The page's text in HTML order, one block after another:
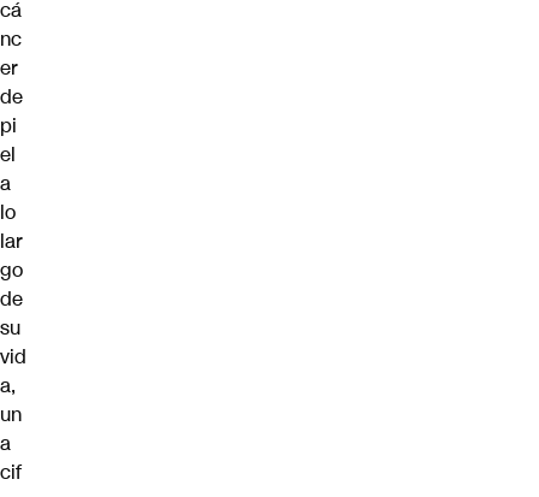
cá
nc
er
de
pi
el
a
lo
lar
go
de
su
vid
a,
un
a
cif